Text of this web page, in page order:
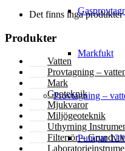
Markfukt
Provtagning –
Pumpar
Det finns inga produkter
Produkter
Vatten
Provtagning –
Mark
Geoteknik
Mjukvaror
Miljögeoteknik
Uthyrning
Filterrör –